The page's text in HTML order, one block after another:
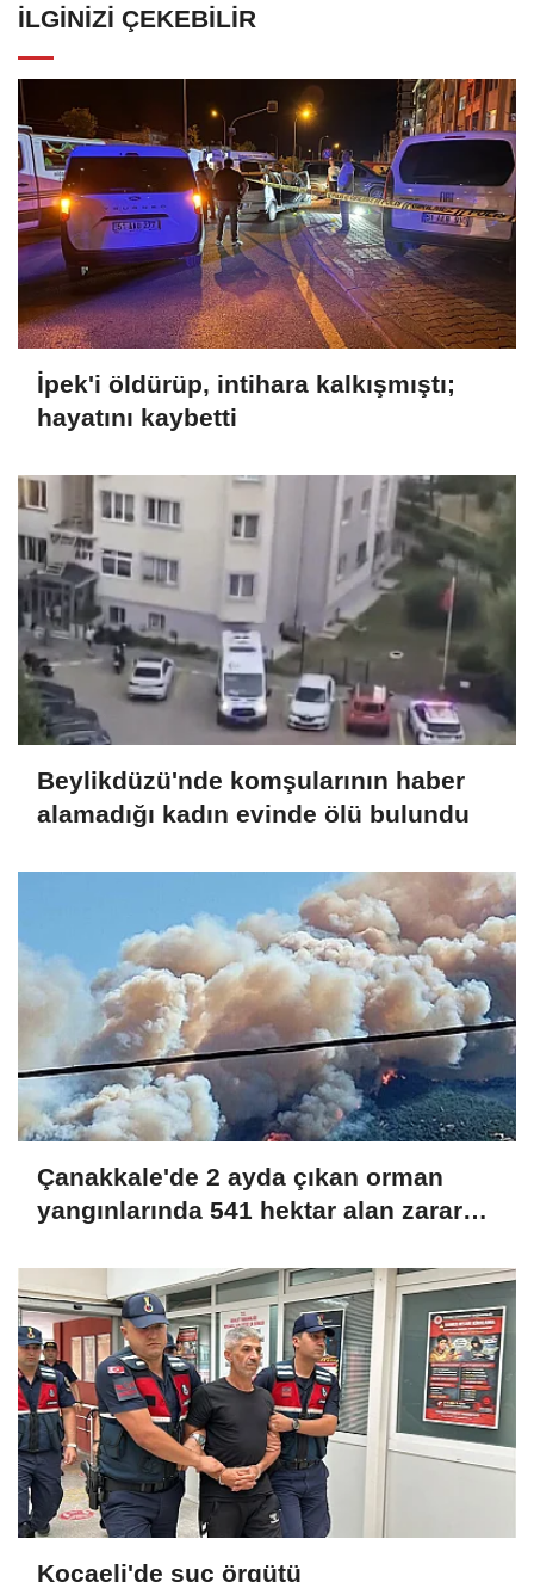
İLGINIZI ÇEKEBILIR
İpek'i öldürüp, intihara kalkışmıştı;
hayatını kaybetti
Beylikdüzü'nde komşularının haber
alamadığı kadın evinde ölü bulundu
Çanakkale'de 2 ayda çıkan orman
yangınlarında 541 hektar alan zarar
Kocaeli'de suç örgütü